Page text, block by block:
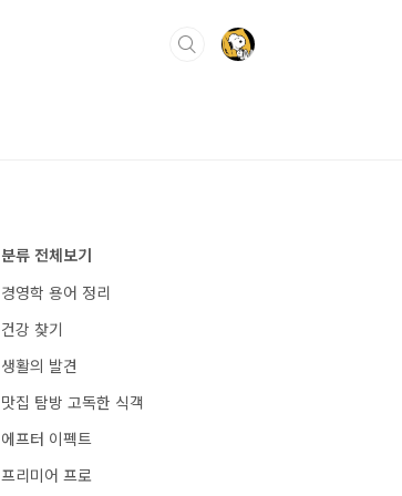
분류 전체보기
경영학 용어 정리
건강 찾기
생활의 발견
맛집 탐방 고독한 식객
에프터 이펙트
프리미어 프로